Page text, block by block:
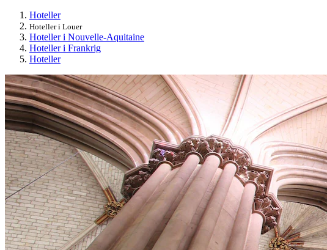
Hoteller
Hoteller i Louer
Hoteller i Nouvelle-Aquitaine
Hoteller i Frankrig
Hoteller